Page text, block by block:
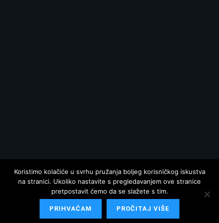
© 2025 Hrvatska danas
Koristimo kolačiće u svrhu pružanja boljeg korisničkog iskustva
na stranici. Ukoliko nastavite s pregledavanjem ove stranice
pretpostavit ćemo da se slažete s tim.
PRIHVAĆAM PROČITAJ VIŠE